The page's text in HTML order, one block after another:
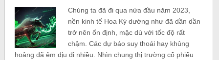
Chúng ta đã đi qua nửa đầu năm 2023,
nền kinh tế Hoa Kỳ dường như đã dần dần
trở nên ổn định, mặc dù với tốc độ rất
chậm. Các dự báo suy thoái hay khủng
hoảng đã êm dịu đi nhiều. Nhìn chung thị trường cổ phiếu